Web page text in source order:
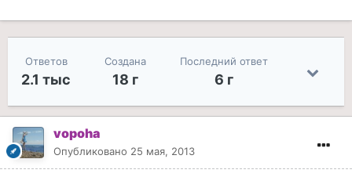
Ответов
2.1 тыс
Создана
18 г
Последний ответ
6 г
vopoha
Опубликовано 25 мая, 2013